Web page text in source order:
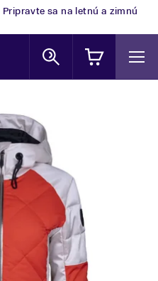
Pripravte sa na letnú a zimnú